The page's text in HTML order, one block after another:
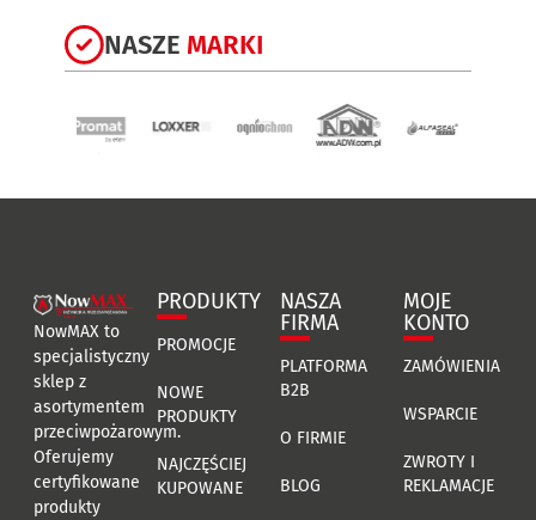
NASZE MARKI
NowMAX to
specjalistyczny
sklep z
asortymentem
przeciwpożarowym.
Oferujemy
certyfikowane
produkty
PRODUKTY
PROMOCJE
NOWE
PRODUKTY
NAJCZĘŚCIEJ
KUPOWANE
NASZA
FIRMA
PLATFORMA
B2B
O FIRMIE
BLOG
MOJE
KONTO
ZAMÓWIENIA
WSPARCIE
ZWROTY I
REKLAMACJE